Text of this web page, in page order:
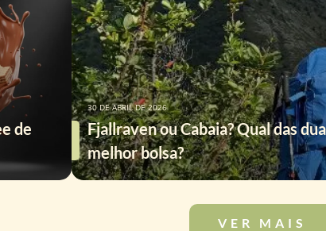
de
Fjallraven ou Cabaia? Qual das
melhor bolsa?
30 DE ABRIL DE 2026
VER MAIS